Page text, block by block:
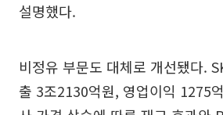
설명했다.
비정유 부문도 대체로 개선됐다.
출 3조2130억원, 영업이익 1275